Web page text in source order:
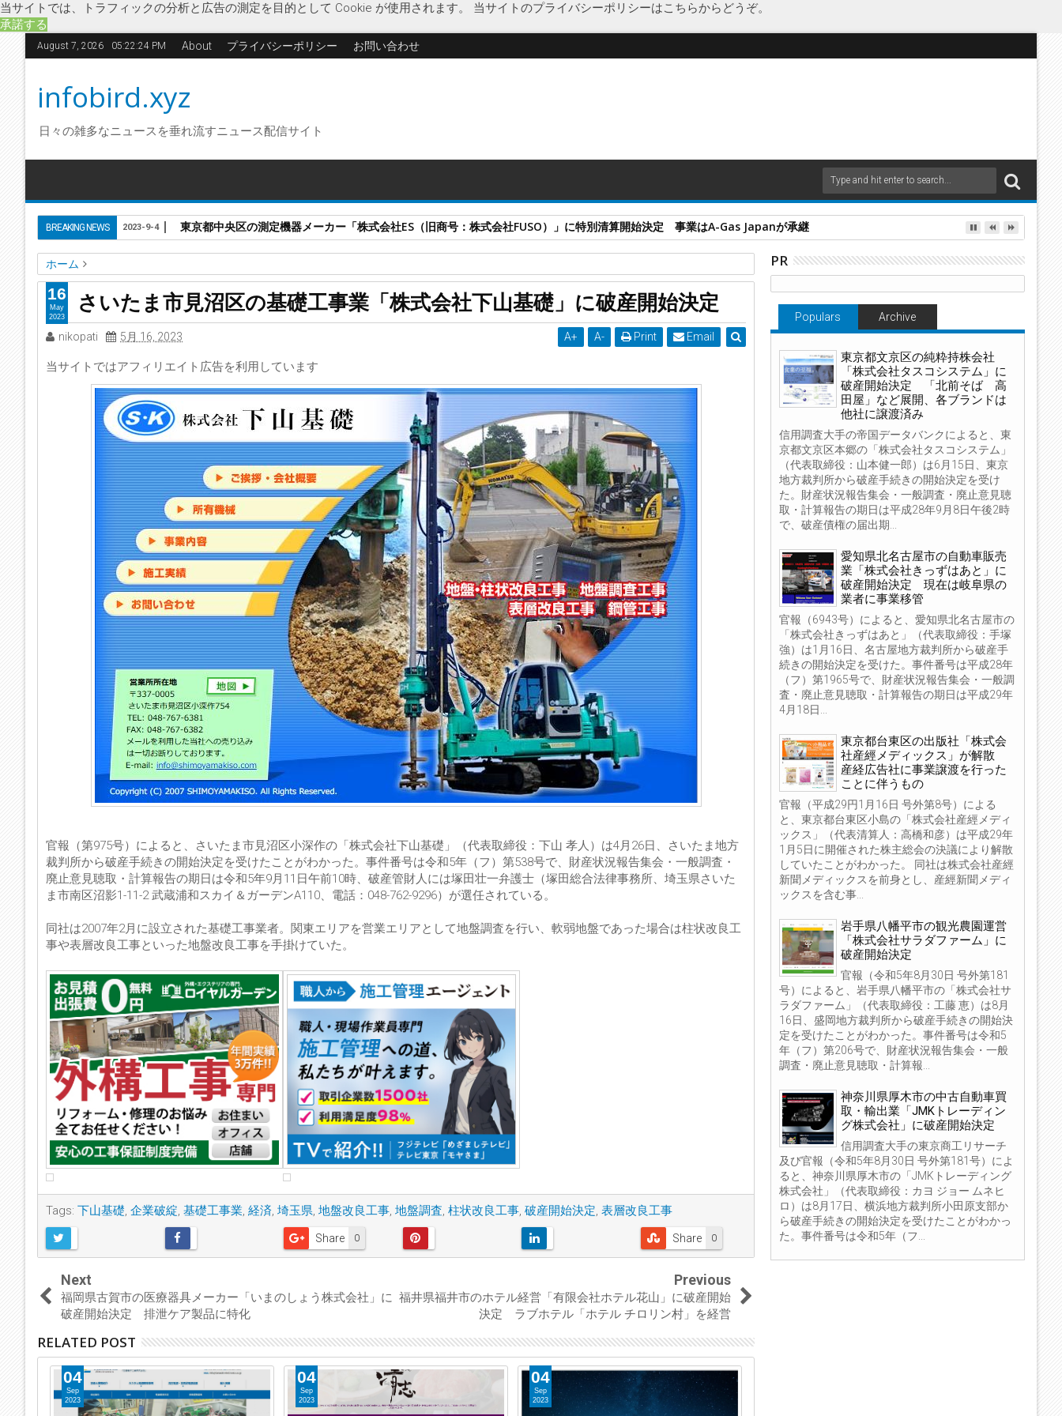
当サイトでは、トラフィックの分析と広告の測定を目的として Cookie が使用されます。 当サイトのプライバシーポリシーはこちらからどうぞ。
承諾する
August 7, 2026 05:22:25 PM About プライバシーポリシー お問い合わせ
infobird.xyz
日々の雑多なニュースを垂れ流すニュース配信サイト
BREAKING NEWS 東京都中央区の測定機器メーカー「株式会社ES（旧商号：株式会社FUSO）」に特別清算開始決定 事業はA-Gas Japanが承継
2023-9-4
ホーム
下山基礎
企業破綻 基礎工事業 経済 埼玉県 地盤改良工事 地盤調査 柱状改良工事 破産開始決定
表層改良工事
さいたま市見沼区の基礎工事業「株式会社下山基礎」に破産開始決定
さいたま市見沼区の基礎工事業「株式会社下山基礎」に破産開始決定
nikopati 5月 16, 2023 A+ A- Print Email
当サイトではアフィリエイト広告を利用しています
官報（第975号）によると、さいたま市見沼区小深作の「株式会社下山基礎」（代表取締役：下山 孝人）は4月26日、さいたま地方
裁判所から破産手続きの開始決定を受けたことがわかった。事件番号は令和5年（フ）第538号で、財産状況報告集会・一般調査・
廃止意見聴取・計算報告の期日は令和5年9月11日午前10時、破産管財人には塚田壮一弁護士（塚田総合法律事務所、埼玉県さいた
ま市南区沼影1-11-2 武蔵浦和スカイ＆ガーデンA110、電話：048-762-9296）が選任されている。
同社は2007年2月に設立された基礎工事業者。関東エリアを営業エリアとして地盤調査を行い、軟弱地盤であった場合は柱状改良工
事や表層改良工事といった地盤改良工事を手掛けていた。
Tags: 下山基礎 企業破綻 基礎工事業 経済 埼玉県 地盤改良工事 地盤調査 柱状改良工事 破産開始決定 表層改良工事
0
Share 0
Share
16
May
2023
Next
福岡県古賀市の医療器具メーカー「いまのしょう株式会社」に
破産開始決定 排泄ケア製品に特化
Previous
福井県福井市のホテル経営「有限会社ホテル花山」に破産開始
決定 ラブホテル「ホテル チロリン村」を経営
RELATED POST
04
Sep
2023
04
Sep
2023
04
Sep
2023
PR
Populars Archive
東京都文京区の純粋持株会社
「株式会社タスコシステム」に
破産開始決定 「北前そば 高
田屋」など展開、各ブランドは
他社に譲渡済み
信用調査大手の帝国データバンクによると、東
京都文京区本郷の「株式会社タスコシステム」
（代表取締役：山本健一郎）は6月15日、東京
地方裁判所から破産手続きの開始決定を受け
た。財産状況報告集会・一般調査・廃止意見聴
取・計算報告の期日は平成28年9月8日午後2時
で、破産債権の届出期...
愛知県北名古屋市の自動車販売
業「株式会社きっずはあと」に
破産開始決定 現在は岐阜県の
業者に事業移管
官報（6943号）によると、愛知県北名古屋市の
「株式会社きっずはあと」（代表取締役：手塚
強）は1月16日、名古屋地方裁判所から破産手
続きの開始決定を受けた。事件番号は平成28年
（フ）第1965号で、財産状況報告集会・一般調
査・廃止意見聴取・計算報告の期日は平成29年
4月18日...
東京都台東区の出版社「株式会
社産經メディックス」が解散
産経広告社に事業譲渡を行った
ことに伴うもの
官報（平成29円1月16日 号外第8号）による
と、東京都台東区小島の「株式会社産經メディ
ックス」（代表清算人：高橋和彦）は平成29年
1月5日に開催された株主総会の決議により解散
していたことがわかった。 同社は株式会社産經
新聞メディックスを前身とし、産經新聞メディ
ックスを含む事...
岩手県八幡平市の観光農園運営
「株式会社サラダファーム」に
破産開始決定
官報（令和5年8月30日 号外第181
号）によると、岩手県八幡平市の「株式会社サ
ラダファーム」（代表取締役：工藤 恵）は8月
16日、盛岡地方裁判所から破産手続きの開始決
定を受けたことがわかった。事件番号は令和5
年（フ）第206号で、財産状況報告集会・一般
調査・廃止意見聴取・計算報...
神奈川県厚木市の中古自動車買
取・輸出業「JMKトレーディン
グ株式会社」に破産開始決定
信用調査大手の東京商工リサーチ
及び官報（令和5年8月30日 号外第181号）によ
ると、神奈川県厚木市の「JMKトレーディング
株式会社」（代表取締役：カヨ ジョー ムネヒ
ロ）は8月17日、横浜地方裁判所小田原支部か
ら破産手続きの開始決定を受けたことがわかっ
た。事件番号は令和5年（フ...